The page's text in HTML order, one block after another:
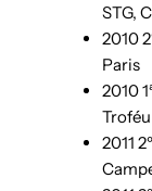
STG,
2010
Paris
2010
2011